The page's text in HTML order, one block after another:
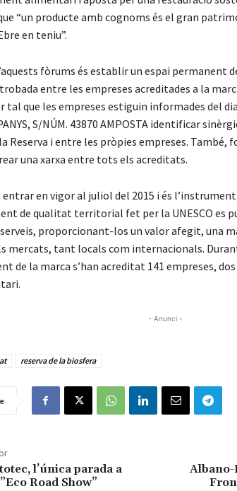
“un producte amb cognoms és el gran
en teniu”.
fòrums és establir un espai permanent
entre les empreses acreditades a la
tal que les empreses estiguin informades del
S/NÚM. 43870 AMPOSTA identificar
Reserva i entre les pròpies empreses. També,
una xarxa entre tots els acreditats.
entrar en vigor al juliol del 2015 i és
de qualitat territorial fet per la UNESCO es
proporcionant-los un valor afegit, una
mercats, tant locals com internacionals.
de la marca s’han acreditat 141 empreses,
- Anunci -
reserva de la biosfera
l’única parada a
Road Show”
Albano-